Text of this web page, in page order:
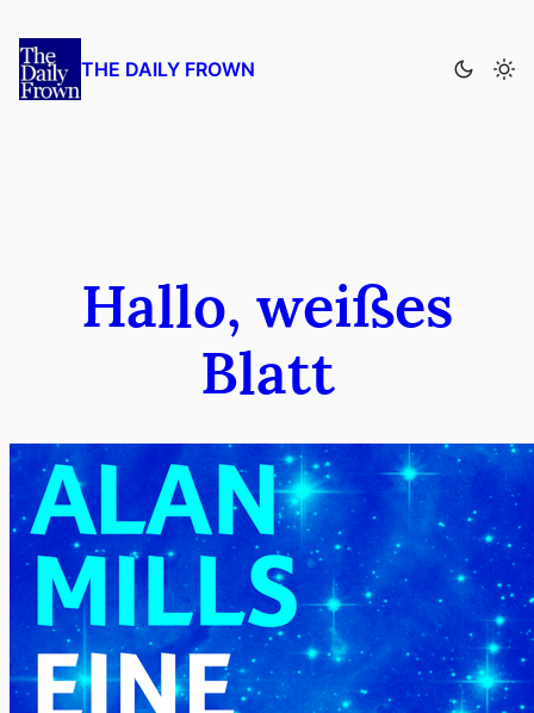
Inhalt
springen
THE DAILY FROWN
Hallo, weißes
Blatt